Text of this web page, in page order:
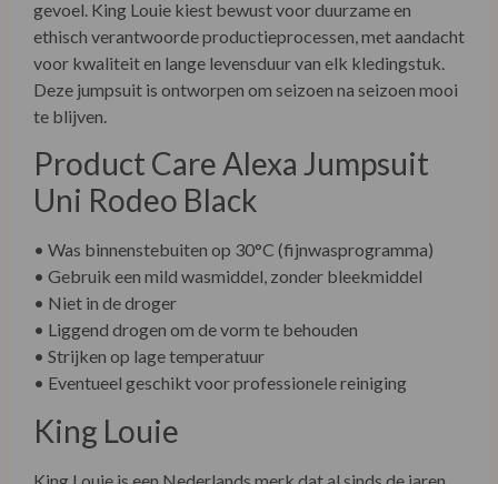
• Liggend drogen om de vorm te behouden
• Strijken op lage temperatuur
• Eventueel geschikt voor professionele reiniging
King Louie
King Louie is een Nederlands merk dat al sinds de jaren
’80 bekendstaat om zijn vintage-geïnspireerde designs,
rijke kleuren en vrouwelijke pasvormen. Elk kledingstuk
wordt met zorg ontworpen in Amsterdam en
geproduceerd met aandacht voor mensen en milieu. De
Alexa Jumpsuit Uni Rodeo weerspiegelt perfect de
filosofie van King Louie: tijdloos, comfortabel en met een
vleugje retro.
Ontdek meer over onze winkel én onze duurzame
collecties via onze socials!
Bezoekwww.facebook.com/LaVieEnRoseDamesmode